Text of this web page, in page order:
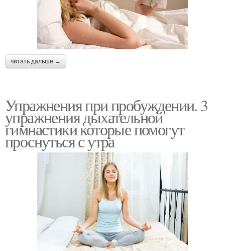
читать дальше →
Упражнения при пробуждении. 3
упражнения дыхательной
гимнастики которые помогут
проснуться с утра